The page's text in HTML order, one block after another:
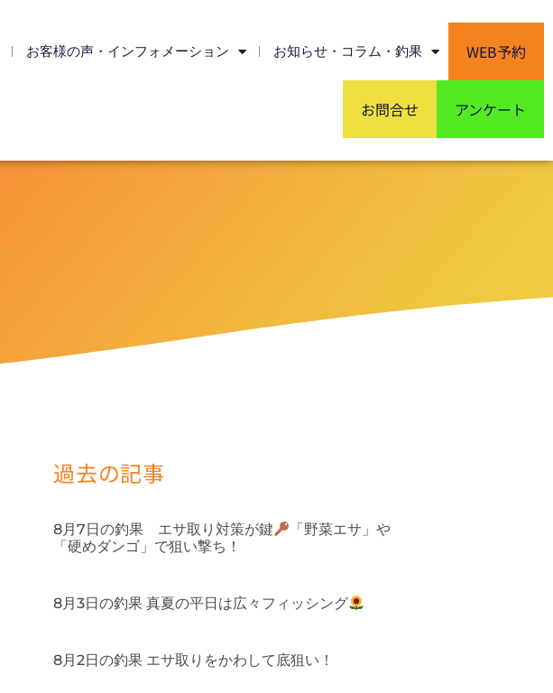
お客様の声・インフォメーション お知らせ・コラム・釣果 WEB予約
お問合せ アンケート
過去の記事
8月7日の釣果 エサ取り対策が鍵
「野菜エサ」や
「硬めダンゴ」で狙い撃ち！
8月3日の釣果 真夏の平日は広々フィッシング
8月2日の釣果 エサ取りをかわして底狙い！